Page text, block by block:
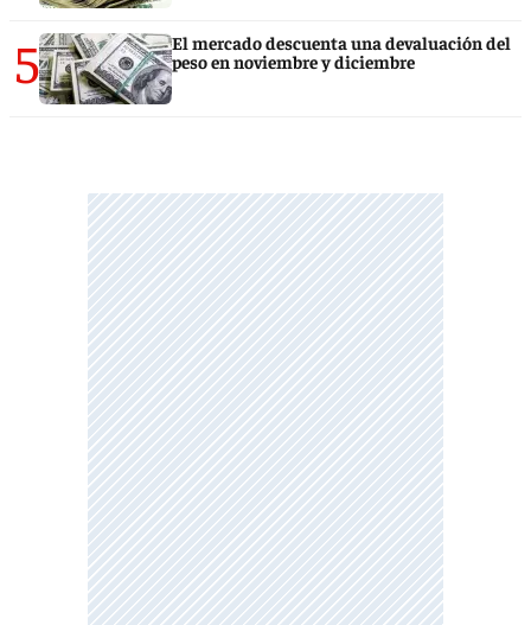
5
El mercado descuenta una devaluación del
peso en noviembre y diciembre